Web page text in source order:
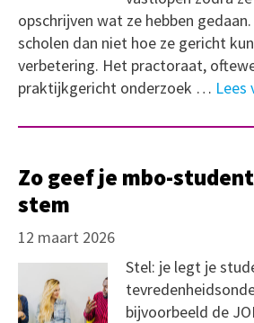
opschrijven wat ze hebben
scholen dan niet hoe ze gericht
verbetering. Het practoraat,
praktijkgericht onderzoek … Lees
Zo geef je mbo-
stem
12 maart 2026
Stel: je legt je
bijvoorbeeld de